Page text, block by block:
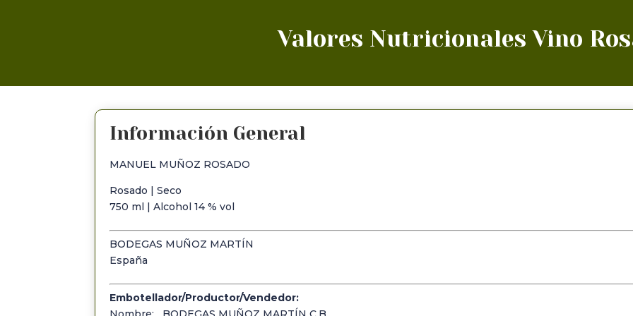
Valores Nutricionales Vino
Información General
MANUEL MUÑOZ ROSADO
Rosado | Seco
750 ml | Alcohol 14 % vol
BODEGAS MUÑOZ MARTÍN
España
Embotellador/Productor/Vendedor: